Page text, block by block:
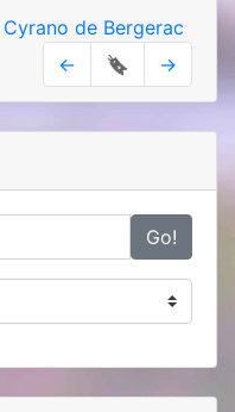
Cyrano de Bergerac
←
🔖 →
Go!